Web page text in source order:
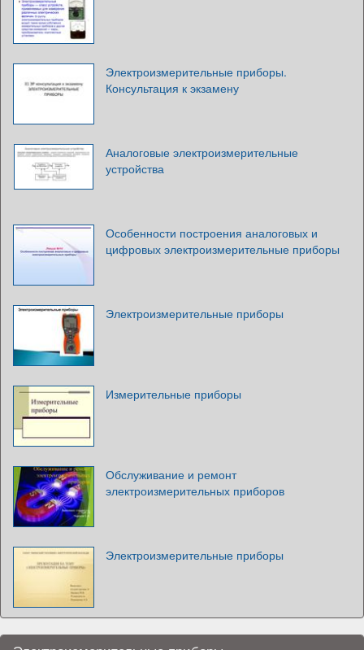
Электроизмерительные приборы.
Консультация к экзамену
Аналоговые электроизмерительные
устройства
Особенности построения аналоговых и
цифровых электроизмерительные приборы
Электроизмерительные приборы
Измерительные приборы
Обслуживание и ремонт
электроизмерительных приборов
Электроизмерительные приборы